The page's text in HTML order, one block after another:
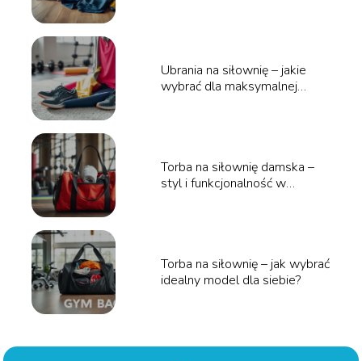
Ubrania na siłownię – jakie
wybrać dla maksymalnej
Torba na siłownię damska –
styl i funkcjonalność w
Torba na siłownię – jak wybrać
idealny model dla siebie?